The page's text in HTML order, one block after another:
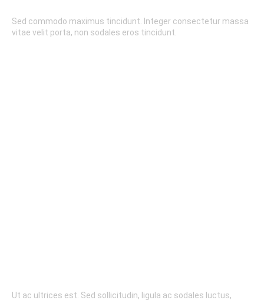
Sed commodo maximus tincidunt. Integer consectetur massa
vitae velit porta, non sodales eros tincidunt.
Ut ac ultrices est. Sed sollicitudin, ligula ac sodales luctus,